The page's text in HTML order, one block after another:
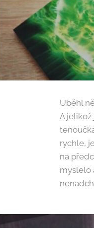
Uběhl
A jelikož
rychle,
na
myslelo